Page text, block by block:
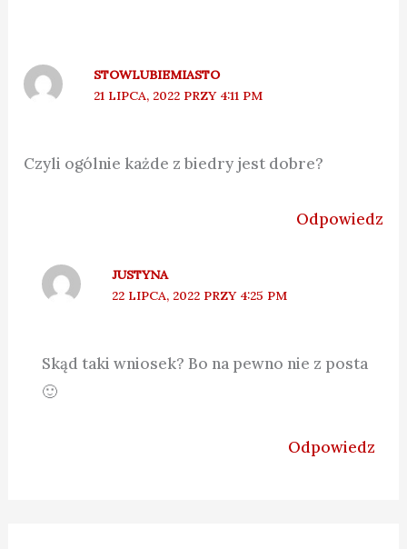
STOWLUBIEMIASTO
21 LIPCA, 2022 PRZY 4:11 PM
Czyli ogólnie każde z biedry jest dobre?
Odpowiedz
JUSTYNA
22 LIPCA, 2022 PRZY 4:25 PM
Skąd taki wniosek? Bo na pewno nie z posta
🙂
Odpowiedz